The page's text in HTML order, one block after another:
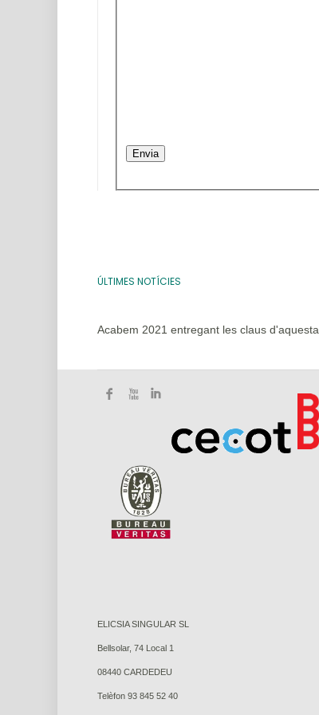
Envia
ÚLTIMES NOTÍCIES
Acabem 2021 entregant les claus d'aquesta
ELICSIA SINGULAR SL
Bellsolar, 74 Local 1
08440 CARDEDEU
Telèfon 93 845 52 40